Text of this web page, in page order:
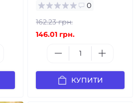
0
162.23 грн.
146.01 грн.
КУПИТИ